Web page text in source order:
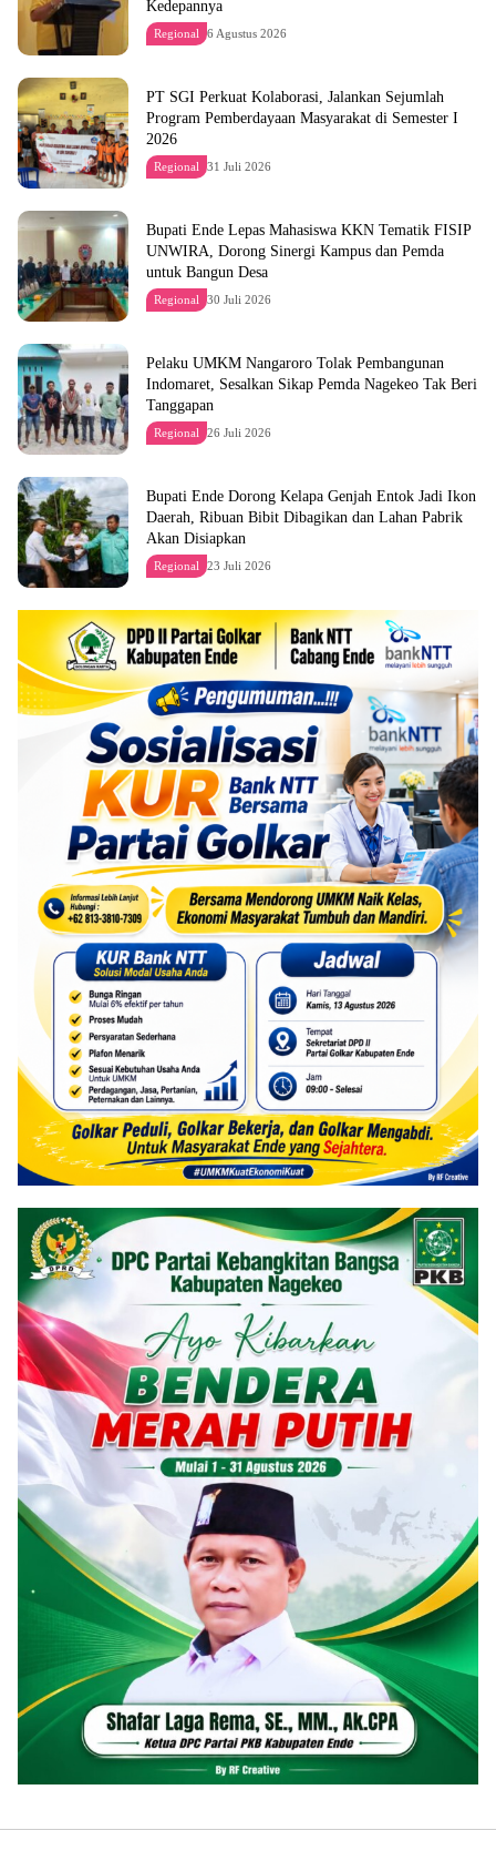
Kedepannya
Regional 6 Agustus 2026
PT SGI Perkuat Kolaborasi, Jalankan Sejumlah
Program Pemberdayaan Masyarakat di Semester I
2026
Regional 31 Juli 2026
Bupati Ende Lepas Mahasiswa KKN Tematik FISIP
UNWIRA, Dorong Sinergi Kampus dan Pemda
untuk Bangun Desa
Regional 30 Juli 2026
Pelaku UMKM Nangaroro Tolak Pembangunan
Indomaret, Sesalkan Sikap Pemda Nagekeo Tak Beri
Tanggapan
Regional 26 Juli 2026
Bupati Ende Dorong Kelapa Genjah Entok Jadi Ikon
Daerah, Ribuan Bibit Dibagikan dan Lahan Pabrik
Akan Disiapkan
Regional 23 Juli 2026